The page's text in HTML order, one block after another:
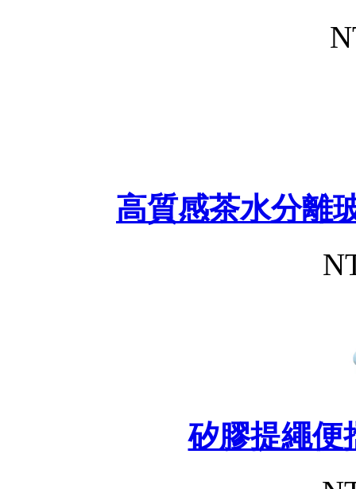
高質感茶水分離
矽膠提繩便